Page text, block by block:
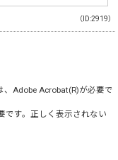
（ID:2919）
Adobe Acrobat(R)が必要で
です。正しく表示されない